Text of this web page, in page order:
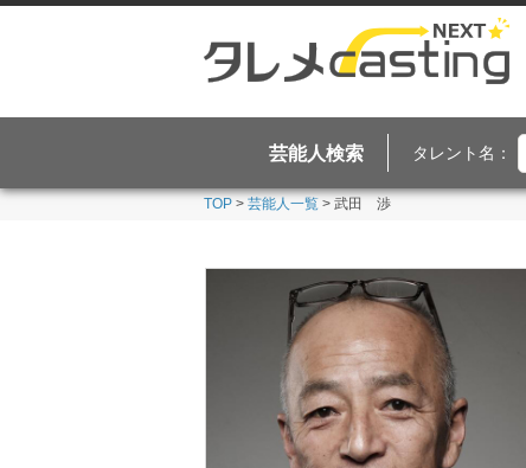
芸能人検索 タレント名：
TOP > 芸能人一覧 > 武田 渉